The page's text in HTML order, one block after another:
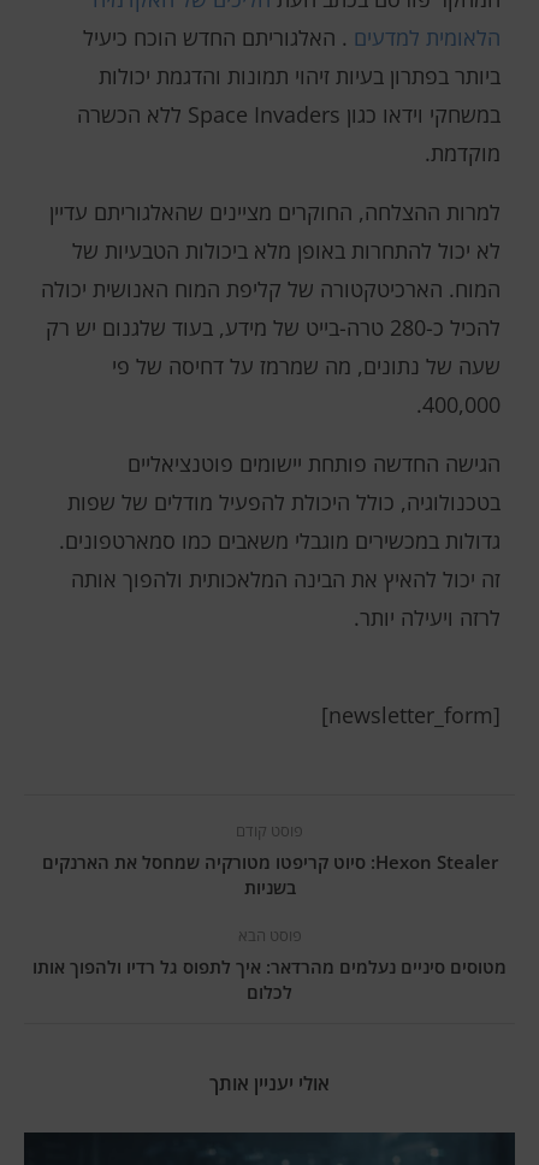
הלאומית למדעים . האלגוריתם החדש הוכח כיעיל
ביותר בפתרון בעיות זיהוי תמונות והדגמת יכולות
במשחקי וידאו כגון Space Invaders ללא הכשרה
מוקדמת.
למרות ההצלחה, החוקרים מציינים שהאלגוריתם עדיין
לא יכול להתחרות באופן מלא ביכולות הטבעיות של
המוח. הארכיטקטורה של קליפת המוח האנושית יכולה
להכיל כ-280 טרה-בייט של מידע, בעוד שלגנום יש רק
שעה של נתונים, מה שמרמז על דחיסה של פי
400,000.
הגישה החדשה פותחת יישומים פוטנציאליים
בטכנולוגיה, כולל היכולת להפעיל מודלים של שפות
גדולות במכשירים מוגבלי משאבים כמו סמארטפונים.
זה יכול להאיץ את הבינה המלאכותית ולהפוך אותה
לרזה ויעילה יותר.
[newsletter_form]
פוסט קודם
Hexon Stealer: סיוט קריפטו מטורקיה שמחסל את הארנקים
בשניות
פוסט הבא
מטוסים סיניים נעלמים מהרדאר: איך לתפוס גל רדיו ולהפוך אותו
לכלום
אולי יעניין אותך